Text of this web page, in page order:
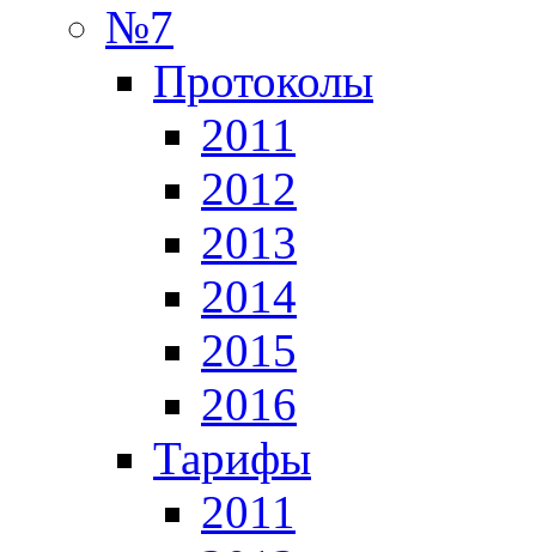
№7
Протоколы
2011
2012
2013
2014
2015
2016
Тарифы
2011